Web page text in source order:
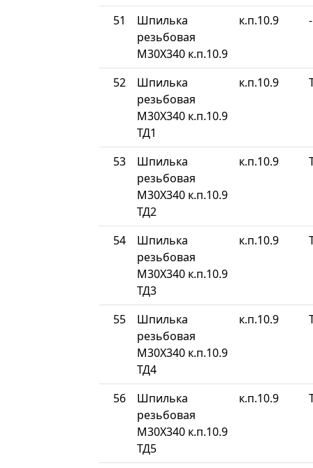
51
Шпилька
резьбовая
М30Х340 к.п.10.9
к.п.10.9 -
52
Шпилька
резьбовая
М30Х340 к.п.10.9
ТД1
к.п.10.9
53
Шпилька
резьбовая
М30Х340 к.п.10.9
ТД2
к.п.10.9
54
Шпилька
резьбовая
М30Х340 к.п.10.9
ТД3
к.п.10.9
55
Шпилька
резьбовая
М30Х340 к.п.10.9
ТД4
к.п.10.9
56
Шпилька
резьбовая
М30Х340 к.п.10.9
ТД5
к.п.10.9